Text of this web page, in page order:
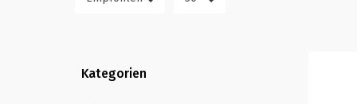
Kategorien